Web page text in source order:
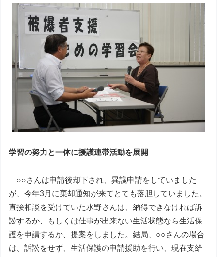
学習の努力と一体に援護連帯活動を展開
○○さんは申請後却下され、異議申請をしていました
が、今年3月に棄却通知が来てとても落胆していました。
直接相談を受けていた水野さんは、納得できなければ訴
訟するか、もしくは仕事が出来ない生活状態なら生活保
護を申請するか、提案をしました。結局、○○さんの場合
は、訴訟をせず、生活保護の申請援助を行い、現在支給